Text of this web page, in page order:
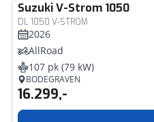
Suzuki V-Strom 1050
DL 1050 V-STROM
2026
AllRoad
107 pk (79 kW)
BODEGRAVEN
16.299,-